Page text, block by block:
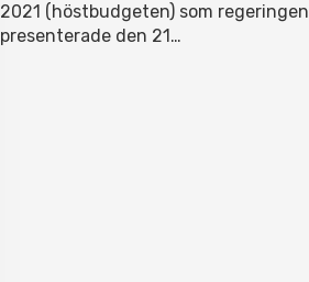
2021 (höstbudgeten) som regeringen
presenterade den 21…